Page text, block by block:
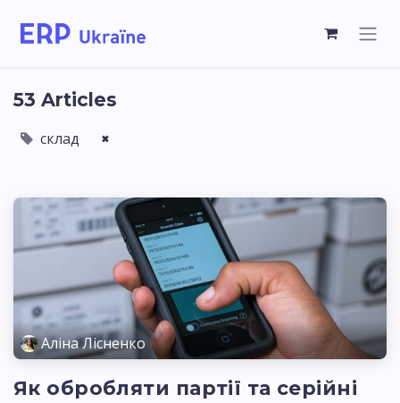
53 Articles
склад ×
Аліна Лісненко
Як обробляти партії та серійні